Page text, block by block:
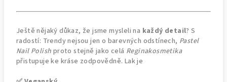
Ještě nějaký důkaz, že jsme mysleli na každý detail? S
radostí: Trendy nejsou jen o barevných odstínech, Pastel
Nail Polish proto stejně jako celá Reginakosmetika
přistupuje ke kráse zodpovědně. Lak je